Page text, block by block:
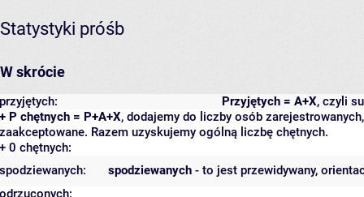
Statystyki próśb
W skrócie
Przyjętych = A+X, czyli
przyjętych:
+ P chętnych = P+A+X, dodajemy do liczby osób
zaakceptowane. Razem uzyskujemy ogólną liczbę chętnych.
+ 0 chętnych:
spodziewanych - to jest przewidywany,
spodziewanych:
odrzuconych: